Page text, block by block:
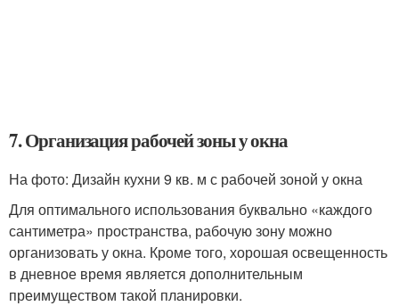
7. Организация рабочей зоны у окна
На фото: Дизайн кухни 9 кв. м с рабочей зоной у окна
Для оптимального использования буквально «каждого
сантиметра» пространства, рабочую зону можно
организовать у окна. Кроме того, хорошая освещенность
в дневное время является дополнительным
преимуществом такой планировки.